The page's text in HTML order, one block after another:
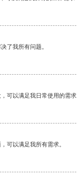
了我所有问题。
可以满足我日常使用的需求
可以满足我所有需求。